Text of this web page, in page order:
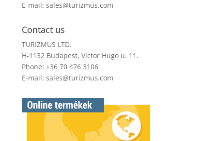
E-mail: sales@turizmus.com
Contact us
TURIZMUS LTD.
H-1132 Budapest, Victor Hugo u. 11.
Phone: +36 70 476 3106
E-mail: sales@turizmus.com